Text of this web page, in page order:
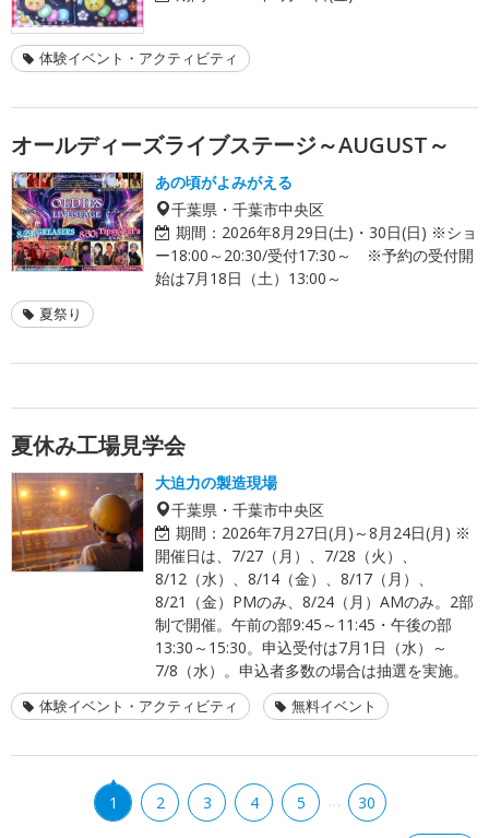
体験イベント・アクティビティ
オールディーズライブステージ～AUGUST～
あの頃がよみがえる
千葉県・千葉市中央区
期間： 2026年8月29日(土)・30日(日) ※ショ
ー18:00～20:30/受付17:30～ ※予約の受付開
始は7月18日（土）13:00～
夏祭り
夏休み工場見学会
大迫力の製造現場
千葉県・千葉市中央区
期間： 2026年7月27日(月)～8月24日(月) ※
開催日は、7/27（月）、7/28（火）、
8/12（水）、8/14（金）、8/17（月）、
8/21（金）PMのみ、8/24（月）AMのみ。2部
制で開催。午前の部9:45～11:45・午後の部
13:30～15:30。申込受付は7月1日（水）～
7/8（水）。申込者多数の場合は抽選を実施。
体験イベント・アクティビティ 無料イベント
1 2 3 4 5 … 30